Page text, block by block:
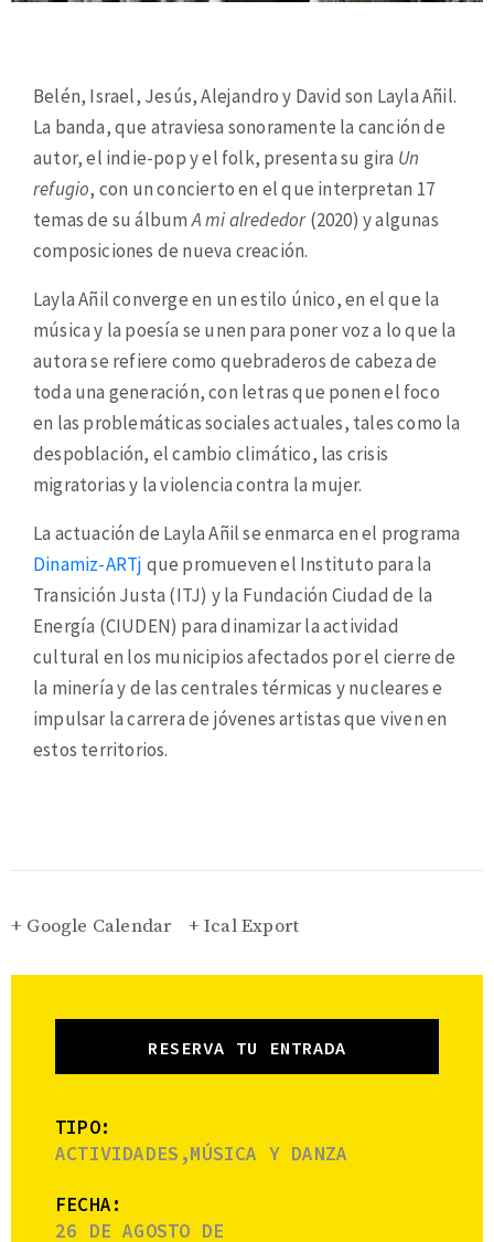
Belén, Israel, Jesús, Alejandro y David son Layla Añil.
La banda, que atraviesa sonoramente la canción de
autor, el indie-pop y el folk, presenta su gira Un
refugio, con un concierto en el que interpretan 17
temas de su álbumA mi alrededor(2020) y algunas
composiciones de nueva creación.
Layla Añil converge en un estilo único, en el que la
música y la poesía se unen para poner voz a lo que la
autora se refiere como quebraderos de cabeza de
toda una generación, con letras que ponen el foco
en las problemáticas sociales actuales, tales como la
despoblación, el cambio climático, las crisis
migratorias y la violencia contra la mujer.
La actuación de Layla Añil se enmarca en el programa
Dinamiz-ARTj que promueven el Instituto para la
Transición Justa (ITJ) y la Fundación Ciudad de la
Energía (CIUDEN) para dinamizar la actividad
cultural en los municipios afectados por el cierre de
la minería y de las centrales térmicas y nucleares e
impulsar la carrera de jóvenes artistas que viven en
estos territorios.
+ Google Calendar + Ical Export
RESERVA TU ENTRADA
TIPO:
ACTIVIDADES,MÚSICA Y DANZA
FECHA:
26 DE AGOSTO DE